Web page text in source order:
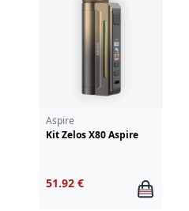
Aspire
Kit Zelos X80 Aspire
51.92 €